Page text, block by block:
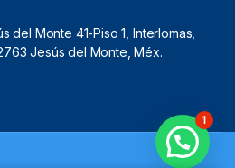
del Monte 41-Piso 1, Interlomas,
Jesús del Monte, Méx.
1